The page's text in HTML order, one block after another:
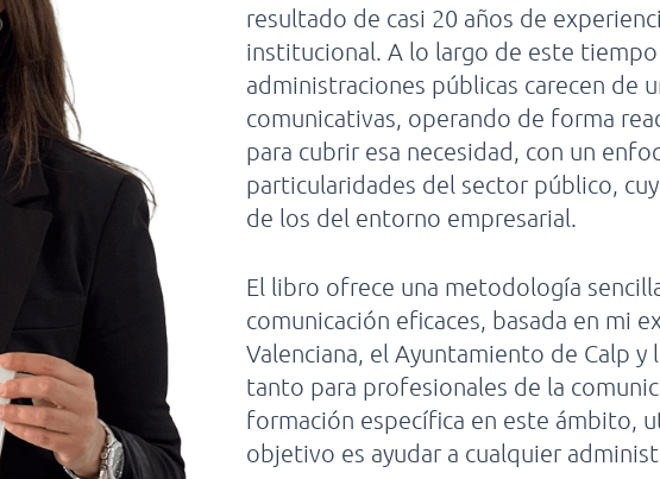
resultado de casi 20 años de
institucional. A lo largo de este
administraciones públicas carecen de
comunicativas, operando de forma
para cubrir esa necesidad, con un
particularidades del sector público,
de los del entorno empresarial.
El libro ofrece una metodología
comunicación eficaces, basada en mi
Valenciana, el Ayuntamiento de Calp
tanto para profesionales de la
formación específica en este ámbito,
objetivo es ayudar a cualquier